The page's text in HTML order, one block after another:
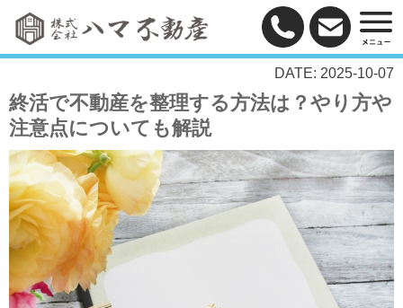
DATE: 2025-10-07
終活で不動産を整理する方法は？やり方や
注意点についても解説